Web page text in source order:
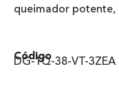
queimador potente,
Código
DG-1Q-38-VT-3ZEA